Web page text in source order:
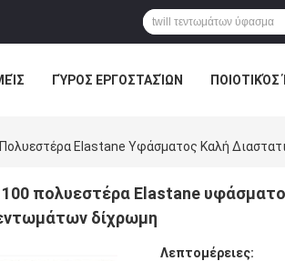
ΓΎΡΟΣ ΕΡΓΟΣΤΑΣΊΩΝ ΠΟΙΟΤΙΚΌΣ
Elastane Υφάσματος Καλή
πολυεστέρα Elastane
δίχρωμη
Λεπτομέρειες: